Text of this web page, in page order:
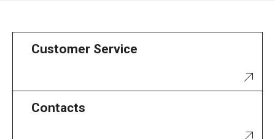
Customer Service
Contacts